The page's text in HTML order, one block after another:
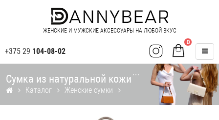
+375 29 104-08-02
ЖЕНСКИЕ И МУЖСКИЕ АКСЕССУАРЫ НА ЛЮБОЙ ВКУС
0
Сумка из натуральной кожи
Каталог Женские сумки